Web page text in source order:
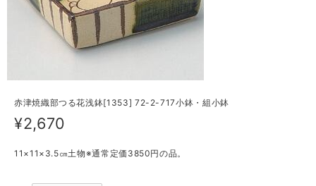
赤津焼織部つる花浅鉢[1353] 72-2-717小鉢・組小鉢
¥2,670
11×11×3.5㎝土物※通常定価3850円の品。